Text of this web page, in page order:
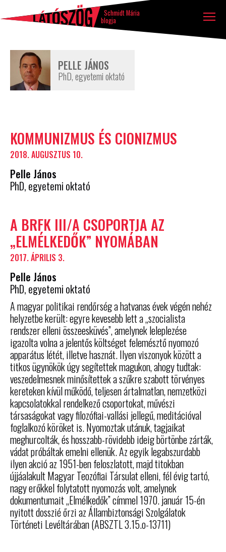
Látószög
blog Schmidt Mária
blogja
Tovább a tartalomhoz
Ugrás a lábléchez
PELLE JÁNOS
PhD, egyetemi oktató
Szerző
írásai
KOMMUNIZMUS ÉS CIONIZMUS
2018. AUGUSZTUS 10.
Pelle János
PhD, egyetemi oktató
A BRFK III/A CSOPORTJA AZ
„ELMÉLKEDŐK” NYOMÁBAN
2017. ÁPRILIS 3.
Pelle János
PhD, egyetemi oktató
A magyar politikai rendőrség a hatvanas évek végén nehéz
helyzetbe került: egyre kevesebb lett a „szocialista
rendszer elleni összeesküvés”, amelynek leleplezése
igazolta volna a jelentős költséget felemésztő nyomozó
apparátus létét, illetve hasznát. Ilyen viszonyok között a
titkos ügynökök úgy segítettek magukon, ahogy tudtak:
veszedelmesnek minősítettek a szűkre szabott törvényes
kereteken kívül működő, teljesen ártalmatlan, nemzetközi
kapcsolatokkal rendelkező csoportokat, művészi
társaságokat vagy filozófiai-vallási jellegű, meditációval
foglalkozó köröket is. Nyomoztak utánuk, tagjaikat
meghurcolták, és hosszabb-rövidebb ideig börtönbe zárták,
vádat próbáltak emelni ellenük. Az egyik legabszurdabb
ilyen akció az 1951-ben feloszlatott, majd titokban
újjáalakult Magyar Teozófiai Társulat elleni, fél évig tartó,
nagy erőkkel folytatott nyomozás volt, amelynek
dokumentumait „Elmélkedők” címmel 1970. január 15-én
nyitott dosszié őrzi az Állambiztonsági Szolgálatok
Történeti Levéltárában (ABSZTL 3.15.o-13711)